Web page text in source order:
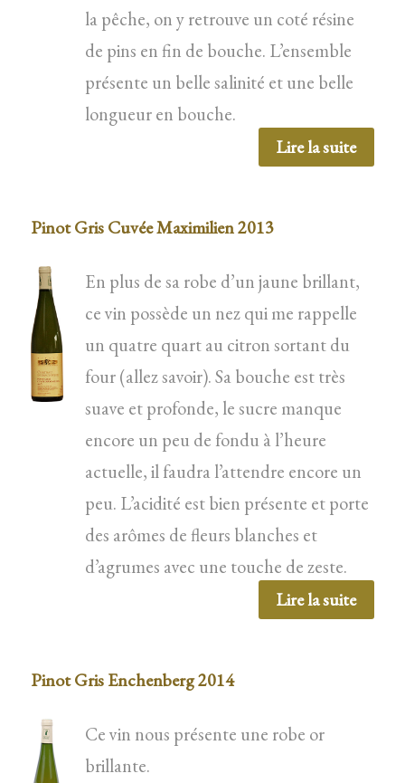
la pêche, on y retrouve un coté résine
de pins en fin de bouche. L’ensemble
présente un belle salinité et une belle
longueur en bouche.
Lire la suite
Pinot Gris Cuvée Maximilien 2013
En plus de sa robe d’un jaune brillant,
ce vin possède un nez qui me rappelle
un quatre quart au citron sortant du
four (allez savoir). Sa bouche est très
suave et profonde, le sucre manque
encore un peu de fondu à l’heure
actuelle, il faudra l’attendre encore un
peu. L’acidité est bien présente et porte
des arômes de fleurs blanches et
d’agrumes avec une touche de zeste.
Lire la suite
Pinot Gris Enchenberg 2014
Ce vin nous présente une robe or
brillante.